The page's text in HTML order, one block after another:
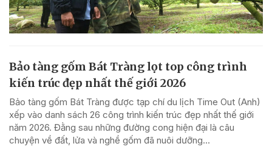
Bảo tàng gốm Bát Tràng lọt top công trình
kiến trúc đẹp nhất thế giới 2026
Bảo tàng gốm Bát Tràng được tạp chí du lịch Time Out (Anh)
xếp vào danh sách 26 công trình kiến trúc đẹp nhất thế giới
năm 2026. Đằng sau những đường cong hiện đại là câu
chuyện về đất, lửa và nghề gốm đã nuôi dưỡng...